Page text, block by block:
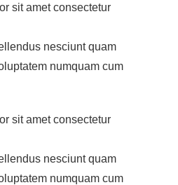
sit amet consectetur
nesciunt quam
numquam cum
sit amet consectetur
nesciunt quam
numquam cum